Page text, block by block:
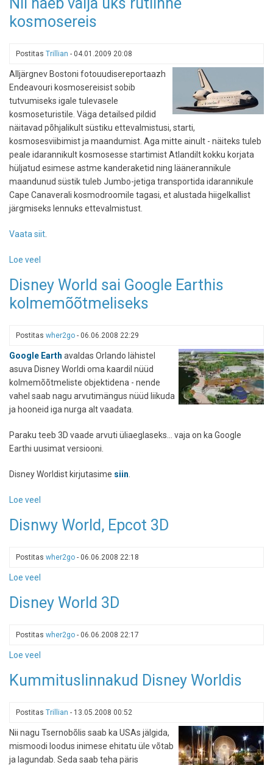
a
Kayak
You
Are
in
Orlando
kosmosereis
Postitas Trillian - 04.01.2009 20:08
Alljärgnev Bostoni fotouudisereportaazh
Endeavouri kosmosereisist sobib
tutvumiseks igale tulevasele
kosmoseturistile. Väga detailsed pildid
näitavad põhjalikult süstiku ettevalmistusi, starti,
kosmosesviibimist ja maandumist. Aga mitte ainult - näiteks tuleb
peale idarannikult kosmosesse startimist Atlandilt kokku korjata
hüljatud esimese astme kanderaketid ning läänerannikule
maandunud süstik tuleb Jumbo-jetiga transportida idarannikule
Cape Canaverali kosmodroomile tagasi, et alustada hiigelkallist
järgmiseks lennuks ettevalmistust.
Vaata siit
Loe veel
näeb
välja
kosmosereis
Disney World sai Google Earthis
kolmemõõtmeliseks
Postitas wher2go - 06.06.2008 22:29
Google Earth avaldas Orlando lähistel
asuva Disney Worldi oma kaardil nüüd
kolmemõõtmeliste objektidena - nende
vahel saab nagu arvutimängus nüüd liikuda
ja hooneid iga nurga alt vaadata.
Paraku teeb 3D vaade arvuti üliaeglaseks... vaja on ka Google
Earthi uusimat versiooni.
Disney Worldist kirjutasime siin
Loe veel
World
Google
Disnwy World, Epcot 3D
Postitas wher2go - 06.06.2008 22:18
Loe veel
World,
3D
Disney World 3D
Postitas wher2go - 06.06.2008 22:17
Loe veel
World
Kummituslinnakud Disney Worldis
Postitas Trillian - 13.05.2008 00:52
Nii nagu Tsernobõlis saab ka USAs jälgida,
mismoodi loodus inimese ehitatu üle võtab
ja lagundab. Seda saab teha päris